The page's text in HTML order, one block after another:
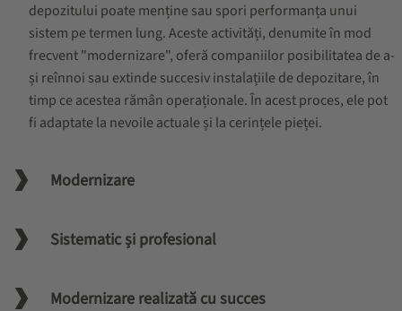
depozitului poate menține sau spori performanța unui
sistem pe termen lung. Aceste activități, denumite în mod
frecvent "modernizare", oferă companiilor posibilitatea de a-
și reînnoi sau extinde succesiv instalațiile de depozitare, în
timp ce acestea rămân operaționale. În acest proces, ele pot
fi adaptate la nevoile actuale și la cerințele pieței.
Modernizare
Sistematic și profesional
Modernizare realizată cu succes